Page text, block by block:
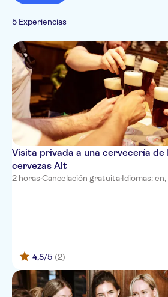
Visita privada
5 Experiencias
Visita privada a una cervecería de
cervezas Alt
2 horas·Cancelación gratuita·Idiomas: en,
4,5/5 (2)